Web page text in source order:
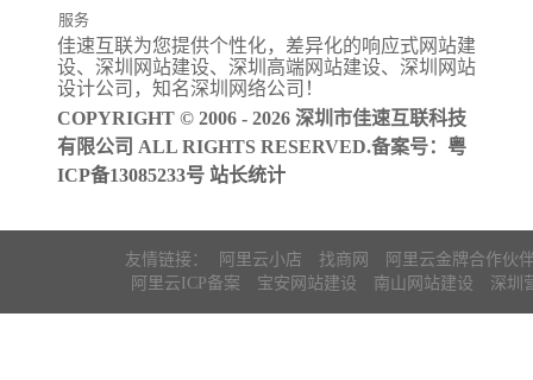
服务
阿里云ICP备
案
佳速互联为您提供个性化，差异化的响应式网站建
设、 深圳网站建设、 深圳高端网站建设、 深圳网站
设计公司 ，知名深圳网络公司 ！
COPYRIGHT © 2006 - 2026 深圳市佳速互联科技
有限公司 ALL RIGHTS RESERVED.备案号： 粤
ICP备13085233号 站长统计
友情链接： 阿里云小店 找商网
阿里云金牌合作伙
阿里云ICP备案
宝安网站建设 南山网站建设 深圳